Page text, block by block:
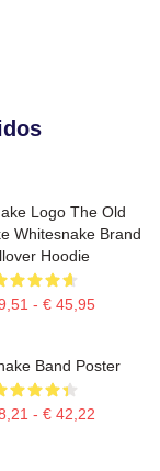
Logo The Old
Whitesnake Brand
Hoodie
- € 45,95
Band Poster
- € 42,22